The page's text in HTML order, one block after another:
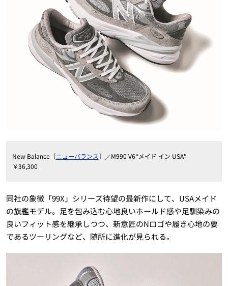
New Balance［ニューバランス］／M990 V6“メイド イン USA”
￥36,300
同社の象徴「99X」シリーズ待望の最新作にして、USAメイド
の旗艦モデル。足を包み込む心地良いホールド感や足馴染みの
良いフィット感を継承しつつ、新意匠のNロゴや履き心地の要
であるツーリングなど、随所に進化が見られる。